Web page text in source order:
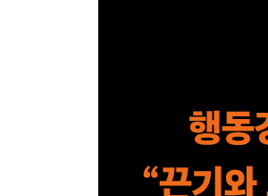
감사의 말